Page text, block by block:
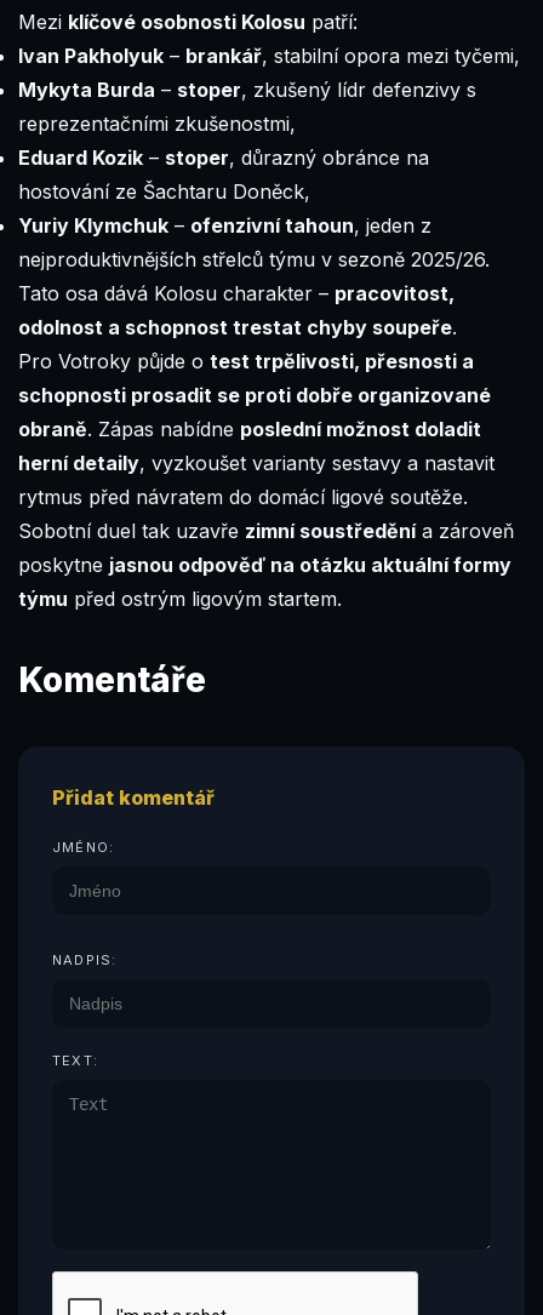
Mezi klíčové osobnosti Kolosu patří:
Ivan Pakholyuk – brankář, stabilní opora mezi tyčemi,
Mykyta Burda – stoper, zkušený lídr defenzivy s
reprezentačními zkušenostmi,
Eduard Kozik – stoper, důrazný obránce na
hostování ze Šachtaru Doněck,
Yuriy Klymchuk – ofenzivní tahoun, jeden z
nejproduktivnějších střelců týmu v sezoně 2025/26.
Tato osa dává Kolosu charakter – pracovitost,
odolnost a schopnost trestat chyby soupeře.
Pro Votroky půjde o test trpělivosti, přesnosti a
schopnosti prosadit se proti dobře organizované
obraně. Zápas nabídne poslední možnost doladit
herní detaily, vyzkoušet varianty sestavy a nastavit
rytmus před návratem do domácí ligové soutěže.
Sobotní duel tak uzavře zimní soustředěnía zároveň
poskytne jasnou odpověď na otázku aktuální formy
týmu před ostrým ligovým startem.
Komentáře
Přidat komentář
JMÉNO:
NADPIS:
TEXT: